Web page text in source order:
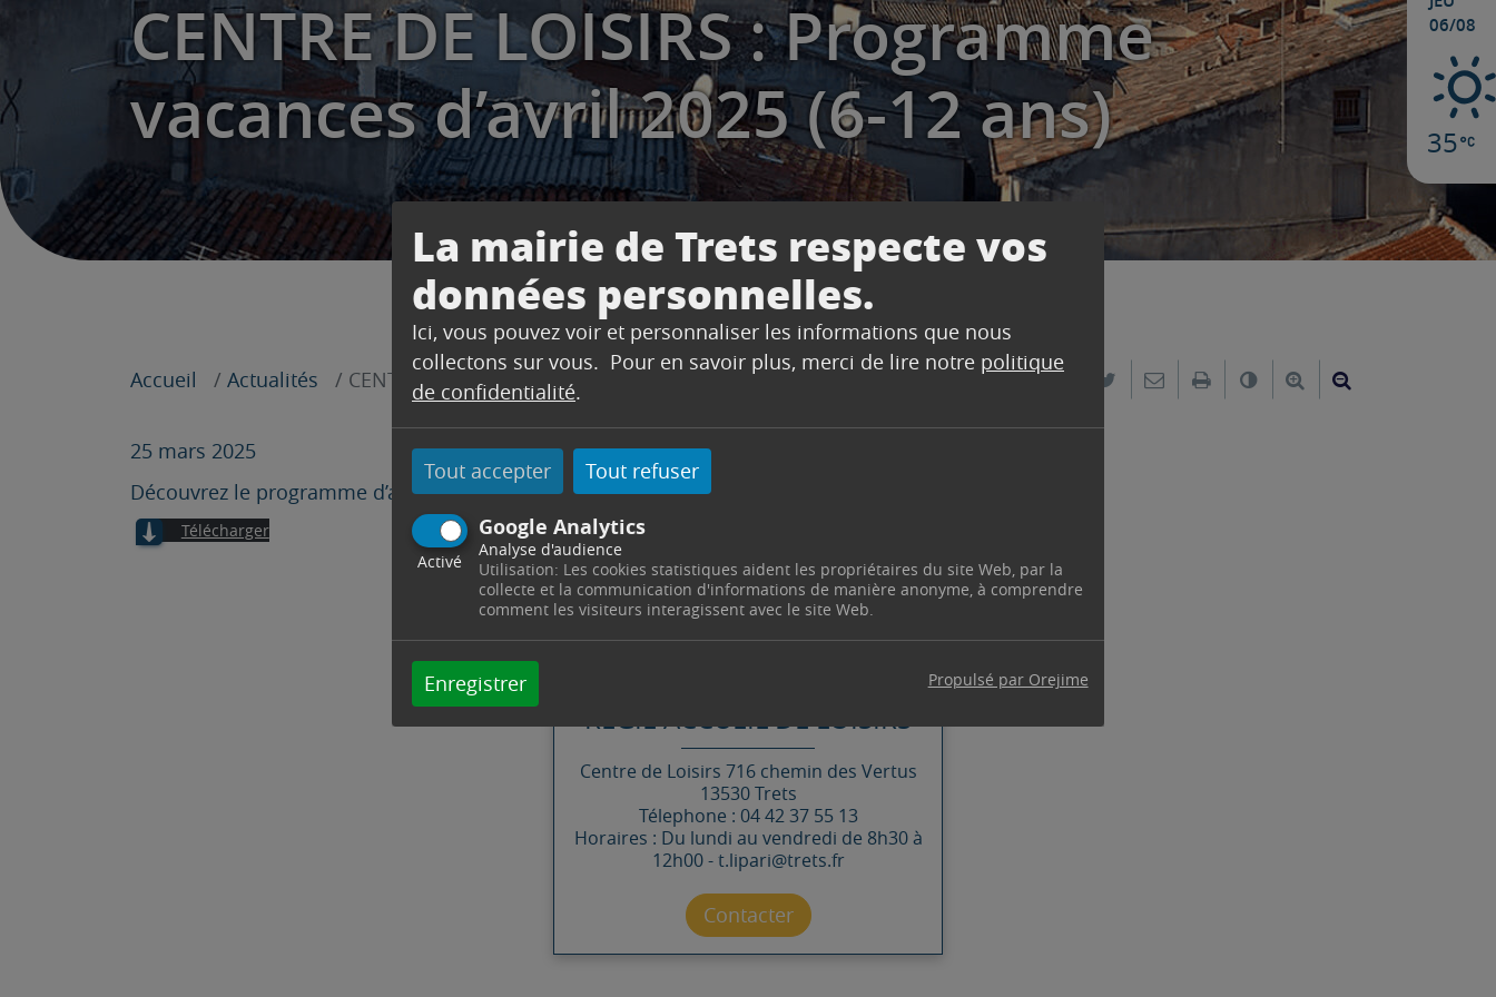
La mairie de Trets respecte vos
données personnelles.
Ici, vous pouvez voir et personnaliser les informations que nous
collectons sur vous. Pour en savoir plus, merci de lire notre politique
de confidentialité.
Tout accepter Tout refuser
Google Analytics
Activé
Analyse d'audience
Utilisation: Les cookies statistiques aident les propriétaires du site Web, par la
collecte et la communication d'informations de manière anonyme, à comprendre
comment les visiteurs interagissent avec le site Web.
Enregistrer Propulsé par Orejime
06/08
35
CENTRE DE LOISIRS : Programme
vacances d’avril 2025 (6-12 ans)
Accueil Actualités CENTRE DE LOISIRS : Programme vacances d’avril 2025 (6-12 ans) Partager sur Facebook
Partager sur Twitter
Envoyer par e-mail
ImprimerChanger le contraste
Agrandir le texte
25 mars 2025
Découvrez le programme d’activités des 6-12 ans pour les vacances d’avril 2025.
Télécharger
CONTACT
RÉGIE ACCUEIL DE LOISIRS
Centre de Loisirs 716 chemin des Vertus
13530 Trets
Télephone : 04 42 37 55 13
Horaires : Du lundi au vendredi de 8h30 à
12h00 - t.lipari@trets.fr
Contacter par mail
Contacter